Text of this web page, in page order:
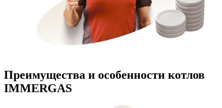
Преимущества и особенности котлов
IMMERGAS